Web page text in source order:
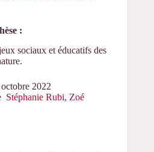
:
sociaux et éducatifs des
2022
Stéphanie Rubi, Zoé